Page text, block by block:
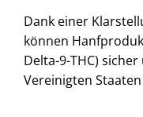
Dank einer
können
Delta-9-THC)
Vereinigten